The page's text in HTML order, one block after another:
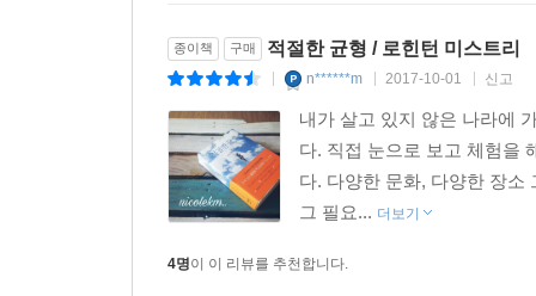
종이책 구매 적절한 균형 / 로힌턴 미스트리
n******m 2017-10-01 신고
내가 살고 있지 않은 나라에
다. 직접 눈으로 보고 체험을
다. 다양한 문화, 다양한 장소
그 필요... 더보기
4명이 이 리뷰를 추천합니다.